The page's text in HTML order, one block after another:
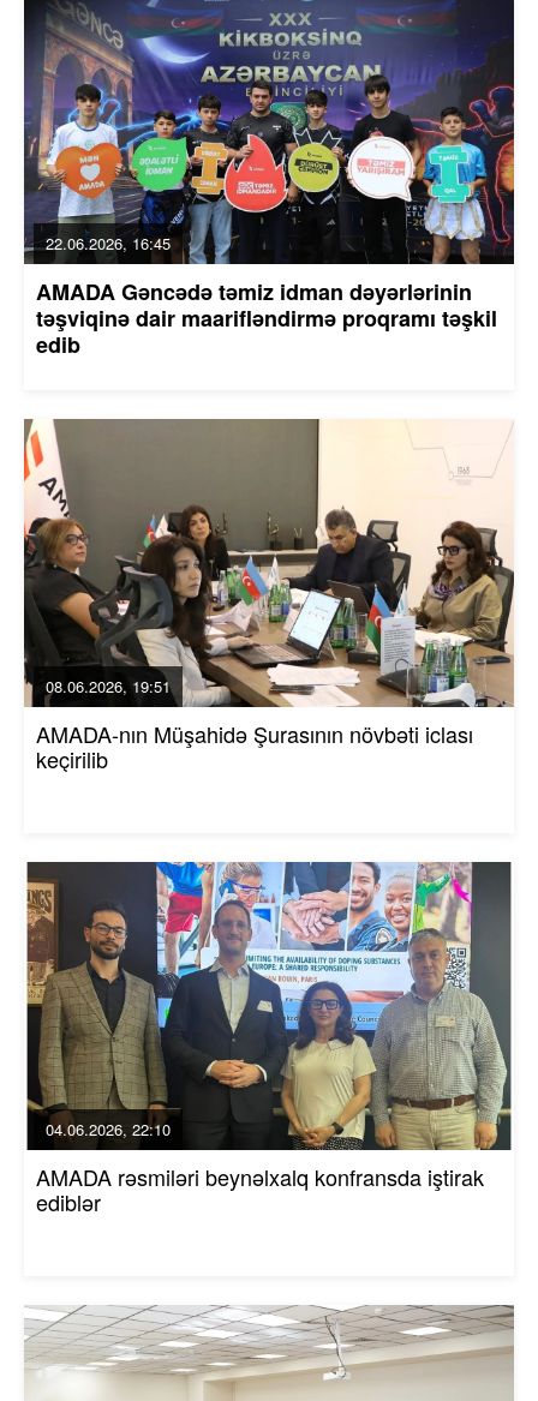
22.06.2026, 16:45
AMADA Gəncədə təmiz idman dəyərlərinin
təşviqinə dair maarifləndirmə proqramı təşkil
edib
08.06.2026, 19:51
AMADA-nın Müşahidə Şurasının növbəti iclası
keçirilib
04.06.2026, 22:10
AMADA rəsmiləri beynəlxalq konfransda iştirak
ediblər